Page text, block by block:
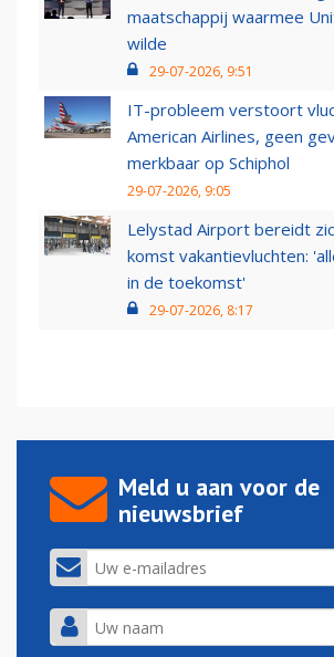
maatschappij waarmee
wilde
29-07-2026, 9:51
IT-probleem verstoort
American Airlines, geen
merkbaar op Schiphol
29-07-2026, 9:05
Lelystad Airport bereidt
komst vakantievluchten:
in de toekomst'
29-07-2026, 8:17
Meld u aan voor de
nieuwsbrief